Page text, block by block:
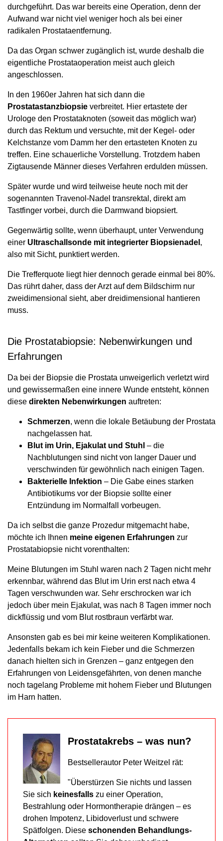
durchgeführt. Das war bereits eine Operation, denn der
Aufwand war nicht viel weniger hoch als bei einer
radikalen Prostataentfernung.
Da das Organ schwer zugänglich ist, wurde deshalb die
eigentliche Prostataoperation meist auch gleich
angeschlossen.
In den 1960er Jahren hat sich dann die
Prostatastanzbiopsie verbreitet. Hier ertastete der
Urologe den Prostataknoten (soweit das möglich war)
durch das Rektum und versuchte, mit der Kegel- oder
Kelchstanze vom Damm her den ertasteten Knoten zu
treffen. Eine schauerliche Vorstellung. Trotzdem haben
Zigtausende Männer dieses Verfahren erdulden müssen.
Später wurde und wird teilweise heute noch mit der
sogenannten Travenol-Nadel transrektal, direkt am
Tastfinger vorbei, durch die Darmwand biopsiert.
Gegenwärtig sollte, wenn überhaupt, unter Verwendung
einer Ultraschallsonde mit integrierter Biopsienadel ,
also mit Sicht, punktiert werden.
Die Trefferquote liegt hier dennoch gerade einmal bei 80%.
Das rührt daher, dass der Arzt auf dem Bildschirm nur
zweidimensional sieht, aber dreidimensional hantieren
muss.
Die Prostatabiopsie: Nebenwirkungen und
Erfahrungen
Da bei der Biopsie die Prostata unweigerlich verletzt wird
und gewissermaßen eine innere Wunde entsteht, können
diese direkten Nebenwirkungen auftreten:
Schmerzen, wenn die lokale Betäubung der Prostata
nachgelassen hat.
Blut im Urin, Ejakulat und Stuhl – die
Nachblutungen sind nicht von langer Dauer und
verschwinden für gewöhnlich nach einigen Tagen.
Bakterielle Infektion – Die Gabe eines starken
Antibiotikums vor der Biopsie sollte einer
Entzündung im Normalfall vorbeugen.
Da ich selbst die ganze Prozedur mitgemacht habe,
möchte ich Ihnen meine eigenen Erfahrungen zur
Prostatabiopsie nicht vorenthalten:
Meine Blutungen im Stuhl waren nach 2 Tagen nicht mehr
erkennbar, während das Blut im Urin erst nach etwa 4
Tagen verschwunden war. Sehr erschrocken war ich
jedoch über mein Ejakulat, was nach 8 Tagen immer noch
dickflüssig und vom Blut rostbraun verfärbt war.
Ansonsten gab es bei mir keine weiteren Komplikationen.
Jedenfalls bekam ich kein Fieber und die Schmerzen
danach hielten sich in Grenzen – ganz entgegen den
Erfahrungen von Leidensgefährten, von denen manche
noch tagelang Probleme mit hohem Fieber und Blutungen
im Harn hatten.
Prostatakrebs – was nun?
Bestsellerautor Peter Weitzel rät:
"Überstürzen Sie nichts und lassen
Sie sich keinesfalls zu einer Operation,
Bestrahlung oder Hormontherapie drängen – es
drohen Impotenz, Libidoverlust und schwere
Spätfolgen. Diese schonenden Behandlungs-